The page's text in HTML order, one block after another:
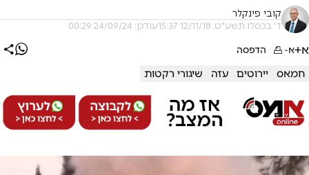
קובי פינקלר
ד' בכסלו תשע"ט, 12/11/18 15:37 עודכן: 24/09/24 00:29
א+א- הדפסה
חמאס יירוטים עזה שיגורי רקטות